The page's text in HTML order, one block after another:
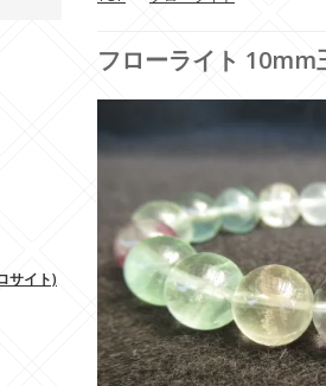
フローライト 10mm
サイト)